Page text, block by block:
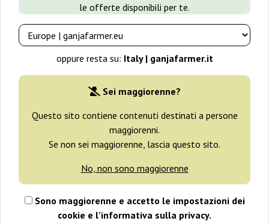
le offerte disponibili per te.
oppure resta su: Italy | ganjafarmer.it
Sei maggiorenne?
Questo sito contiene contenuti destinati a persone
maggiorenni.
Se non sei maggiorenne, lascia questo sito.
No, non sono maggiorenne
Sono maggiorenne e accetto le impostazioni dei
cookie e l’informativa sulla privacy.
-25%
+ omaggi